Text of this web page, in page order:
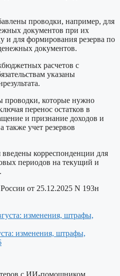
проводки, например, для
документов при их
и для формирования резерва по
документов.
расчетов с
указаны
проводки, которые нужно
перенос остатков в
и признание доходов и
также учет резервов
корреспонденции для
периодов на текущий и
от 25.12.2025 N 193н
изменения, штрафы,
с ИИ-помощником